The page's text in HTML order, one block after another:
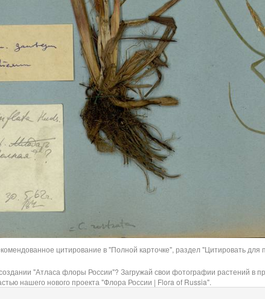
цитирование в "Полной карточке", раздел "Цитировать для
"Атласа флоры России"? Загружай свои фотографии растений в
нашего нового проекта "Флора России | Flora of Russia".